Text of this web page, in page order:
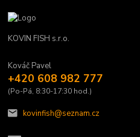
KOVIN FISH s.r.o.
Kováč Pavel
+420 608 982 777
(Po-Pá, 8:30-17:30 hod.)
kovinfish@seznam.cz